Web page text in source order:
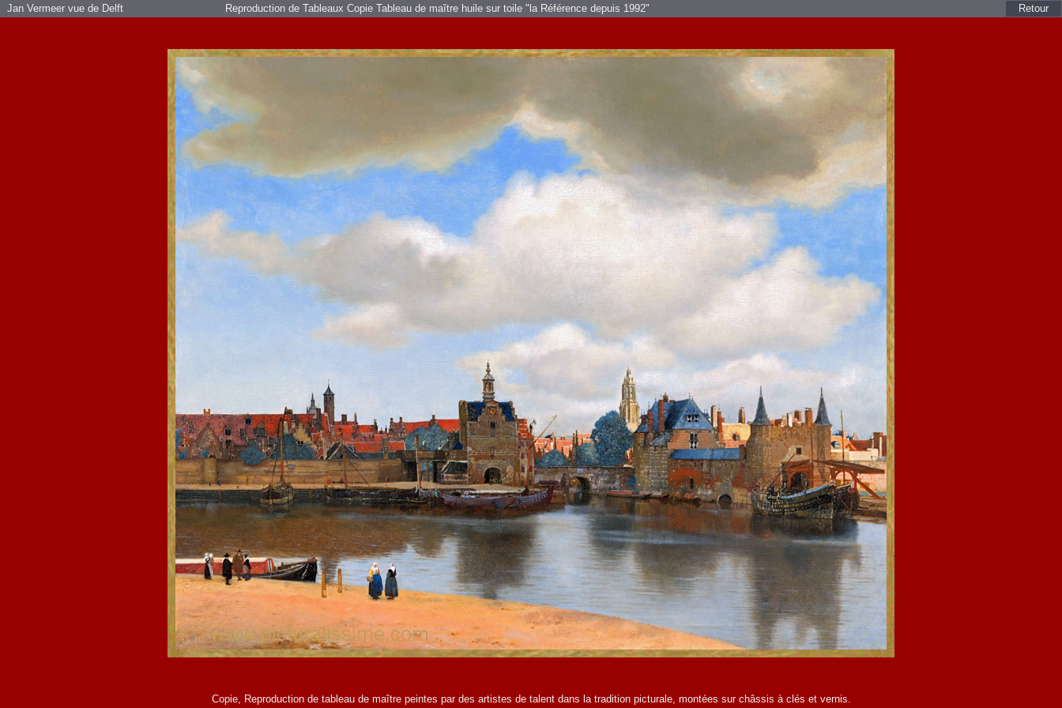
Jan Vermeer vue de Delft Reproduction de Tableaux Copie Tableau de maître huile sur toile "la Référence depuis 1992" Retour
Copie, Reproduction de tableau de maître peintes par des artistes de talent dans la tradition picturale, montées sur châssis à clés et vernis.